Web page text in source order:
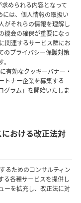
められる内容となって
には、個人情報の取扱い
がそれらの情報を理解し
機会の確保が重要になっ
関連するサービス群にお
のプライバシー保護対策
有効なクッキーバナー・
トナー企業を募集する
グラム」を開始いたしま
おける改正法対
るためのコンサルティン
る各種サービスを提供し
ーを拡充し、改正法に対